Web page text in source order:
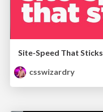
Site-Speed That Sticks
csswizardry